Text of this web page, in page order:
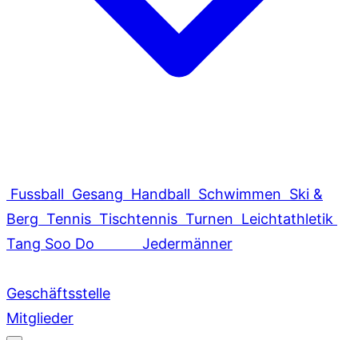
Fussball Gesang Handball Schwimmen Ski &
Berg Tennis Tischtennis Turnen Leichtathletik
Tang Soo Do
Jedermänner
Geschäftsstelle
Mitglieder